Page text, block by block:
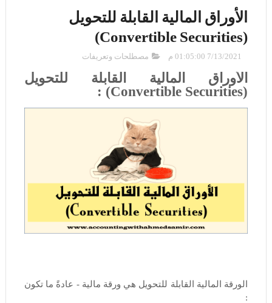
الأوراق المالية القابلة للتحويل
(Convertible Securities)
7/13/2021 01:05:00 م مصطلحات وتعريفات
الأوراق المالية القابلة للتحويل
(Convertible Securities) :
الورقة المالية القابلة للتحويل هي ورقة مالية - عادةً ما تكون
: